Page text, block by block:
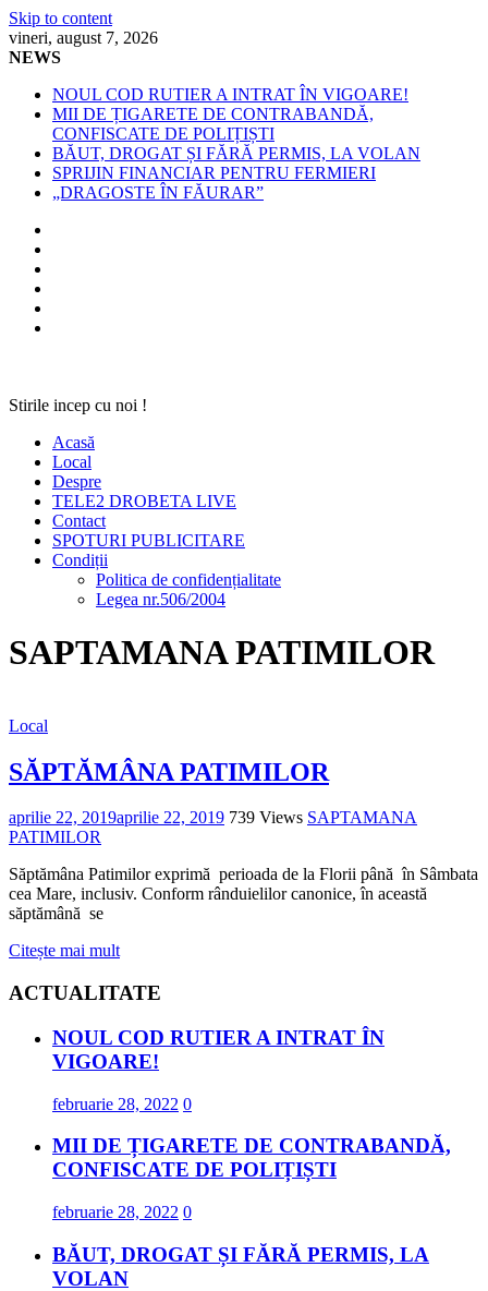
Skip to content
vineri, august 7, 2026
NEWS
NOUL COD RUTIER A INTRAT ÎN VIGOARE!
MII DE ȚIGARETE DE CONTRABANDĂ,
CONFISCATE DE POLIȚIȘTI
BĂUT, DROGAT ȘI FĂRĂ PERMIS, LA VOLAN
SPRIJIN FINANCIAR PENTRU FERMIERI
„DRAGOSTE ÎN FĂURAR”
Stirile incep cu noi !
Acasă
Local
Despre
TELE2 DROBETA LIVE
Contact
SPOTURI PUBLICITARE
Condiții
Politica de confidențialitate
Legea nr.506/2004
SAPTAMANA PATIMILOR
Local
SĂPTĂMÂNA PATIMILOR
aprilie 22, 2019aprilie 22, 2019 739 Views SAPTAMANA
PATIMILOR
Săptămâna Patimilor exprimă perioada de la Florii până în Sâmbata
cea Mare, inclusiv. Conform rânduielilor canonice, în această
săptămână se
Citește mai mult
ACTUALITATE
NOUL COD RUTIER A INTRAT ÎN
VIGOARE!
februarie 28, 2022 0
MII DE ȚIGARETE DE CONTRABANDĂ,
CONFISCATE DE POLIȚIȘTI
februarie 28, 2022 0
BĂUT, DROGAT ȘI FĂRĂ PERMIS, LA
VOLAN